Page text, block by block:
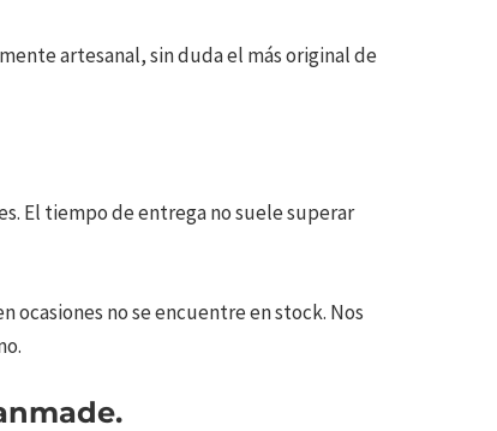
artesanal, sin duda el más original de
El tiempo de entrega no suele superar
no se encuentre en stock. Nos